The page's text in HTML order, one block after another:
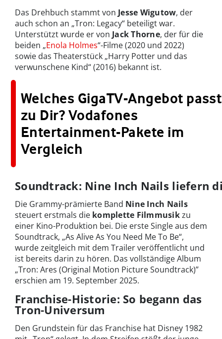
Das Drehbuch stammt von Jesse Wigutow, der
auch schon an „Tron: Legacy“ beteiligt war.
Unterstützt wurde er von Jack Thorne, der für die
beiden „Enola Holmes“-Filme (2020 und 2022)
sowie das Theaterstück „Harry Potter und das
verwunschene Kind“ (2016) bekannt ist.
Welches GigaTV-Angebot passt
zu Dir? Vodafones
Entertainment-Pakete im
Vergleich
Soundtrack: Nine Inch Nails liefern
Die Grammy-prämierte Band Nine Inch Nails
steuert erstmals die komplette Filmmusikzu
einer Kino-Produktion bei. Die erste Single aus dem
Soundtrack, „As Alive As You Need Me To Be“,
wurde zeitgleich mit dem Trailer veröffentlicht und
ist bereits darin zu hören. Das vollständige Album
„Tron: Ares (Original Motion Picture Soundtrack)”
erschien am 19. September 2025.
Franchise-Historie: So begann das
Tron-Universum
Den Grundstein für das Franchise hat Disney 1982